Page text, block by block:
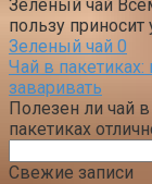
Зеленый чай
пользу приносит
Зеленый чай 0
Чай в
заваривать
Полезен ли чай
пакетиках
Свежие записи